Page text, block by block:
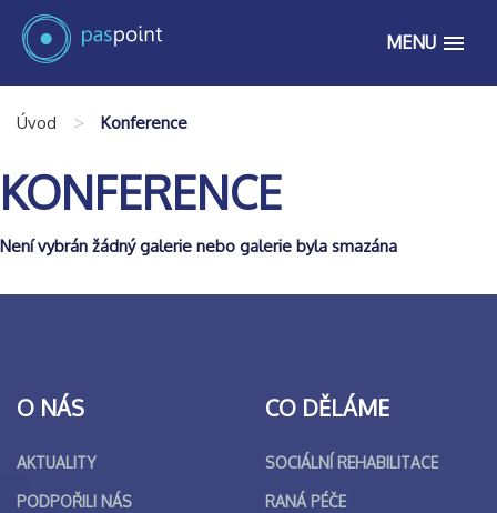
MENU
Úvod > Konference
KONFERENCE
Není vybrán žádný galerie nebo galerie byla smazána
O NÁS
AKTUALITY
PODPOŘILI NÁS
CO DĚLÁME
SOCIÁLNÍ REHABILITACE
RANÁ PÉČE